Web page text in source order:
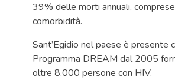
39% delle morti annuali,
comorbidità.
Sant’Egidio nel paese è presente
Programma DREAM dal 2005
oltre 8.000 persone con HIV.